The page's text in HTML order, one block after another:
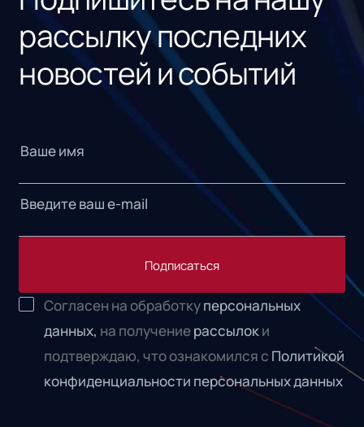
рассылку последних
новостей и событий
Подписаться
Согласен на обработкуперсональных
данных, на получениерассылоки
подтверждаю, что ознакомился с Политикой
конфиденциальности персональных данных